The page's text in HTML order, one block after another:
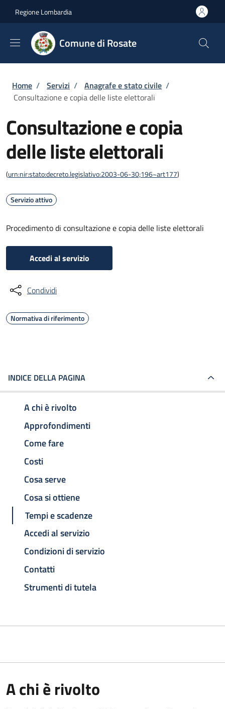
Regione Lombardia
Comune di Rosate
Briciole di pane
Home / Servizi / Anagrafe e stato civile /
Consultazione e copia delle liste elettorali
Consultazione e copia
delle liste elettorali
(urn:nir:stato:decreto.legislativo:2003-06-30;196~art177)
Servizio attivo
Procedimento di consultazione e copia delle liste elettorali
Accedi al servizio
Condividi
Normativa di riferimento
INDICE DELLA PAGINA
A chi è rivolto
Approfondimenti
Come fare
Costi
Cosa serve
Cosa si ottiene
Tempi e scadenze
Accedi al servizio
Condizioni di servizio
Contatti
Strumenti di tutela
A chi è rivolto